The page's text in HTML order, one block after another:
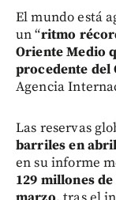
El mundo está
un “ritmo
Oriente Medio
procedente del
Agencia
Las reservas
barriles en abril
en su informe
129 millones